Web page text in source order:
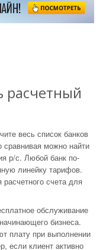
расчетный
весь список банков
сравнивая можно найти
р/с. Любой банк по-
линейку тарифов.
счета для
обслуживание
бизнеса.
плату при выполнении
если клиент активно